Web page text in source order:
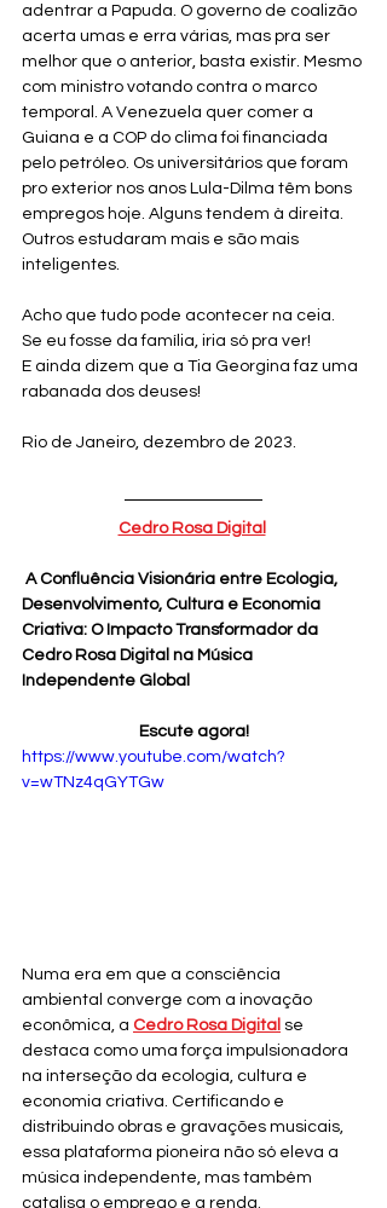
adentrar a Papuda. O governo de coalizão
acerta umas e erra várias, mas pra ser
melhor que o anterior, basta existir. Mesmo
com ministro votando contra o marco
temporal. A Venezuela quer comer a
Guiana e a COP do clima foi financiada
pelo petróleo. Os universitários que foram
pro exterior nos anos Lula-Dilma têm bons
empregos hoje. Alguns tendem à direita.
Outros estudaram mais e são mais
inteligentes.
Acho que tudo pode acontecer na ceia.
Se eu fosse da família, iria só pra ver!
E ainda dizem que a Tia Georgina faz uma
rabanada dos deuses!
Rio de Janeiro, dezembro de 2023.
Cedro Rosa Digital
A Confluência Visionária entre Ecologia,
Desenvolvimento, Cultura e Economia
Criativa: O Impacto Transformador da
Cedro Rosa Digital na Música
Independente Global
Escute agora!
https://www.youtube.com/watch?
v=wTNz4qGYTGw
Numa era em que a consciência
ambiental converge com a inovação
econômica, a Cedro Rosa Digital se
destaca como uma força impulsionadora
na interseção da ecologia, cultura e
economia criativa. Certificando e
distribuindo obras e gravações musicais,
essa plataforma pioneira não só eleva a
música independente, mas também
catalisa o emprego e a renda.